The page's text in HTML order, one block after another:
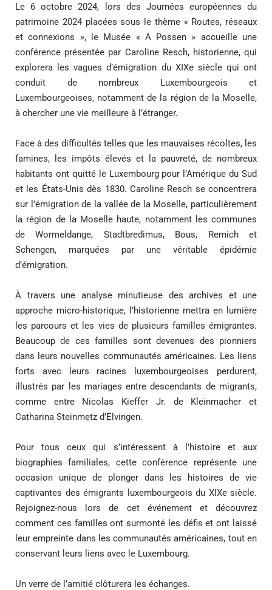
Le 6 octobre 2024, lors des Journées européennes du
patrimoine 2024 placées sous le thème « Routes, réseaux
et connexions », le Musée « A Possen » accueille une
conférence présentée par Caroline Resch, historienne, qui
explorera les vagues d’émigration du XIXe siècle qui ont
conduit de nombreux Luxembourgeois et
Luxembourgeoises, notamment de la région de la Moselle,
à chercher une vie meilleure à l’étranger.
Face à des difficultés telles que les mauvaises récoltes, les
famines, les impôts élevés et la pauvreté, de nombreux
habitants ont quitté le Luxembourg pour l’Amérique du Sud
et les États-Unis dès 1830. Caroline Resch se concentrera
sur l’émigration de la vallée de la Moselle, particulièrement
la région de la Moselle haute, notamment les communes
de Wormeldange, Stadtbredimus, Bous, Remich et
Schengen, marquées par une véritable épidémie
d’émigration.
À travers une analyse minutieuse des archives et une
approche micro-historique, l’historienne mettra en lumière
les parcours et les vies de plusieurs familles émigrantes.
Beaucoup de ces familles sont devenues des pionniers
dans leurs nouvelles communautés américaines. Les liens
forts avec leurs racines luxembourgeoises perdurent,
illustrés par les mariages entre descendants de migrants,
comme entre Nicolas Kieffer Jr. de Kleinmacher et
Catharina Steinmetz d’Elvingen.
Pour tous ceux qui s’intéressent à l’histoire et aux
biographies familiales, cette conférence représente une
occasion unique de plonger dans les histoires de vie
captivantes des émigrants luxembourgeois du XIXe siècle.
Rejoignez-nous lors de cet événement et découvrez
comment ces familles ont surmonté les défis et ont laissé
leur empreinte dans les communautés américaines, tout en
conservant leurs liens avec le Luxembourg.
Un verre de l’amitié clôturera les échanges.